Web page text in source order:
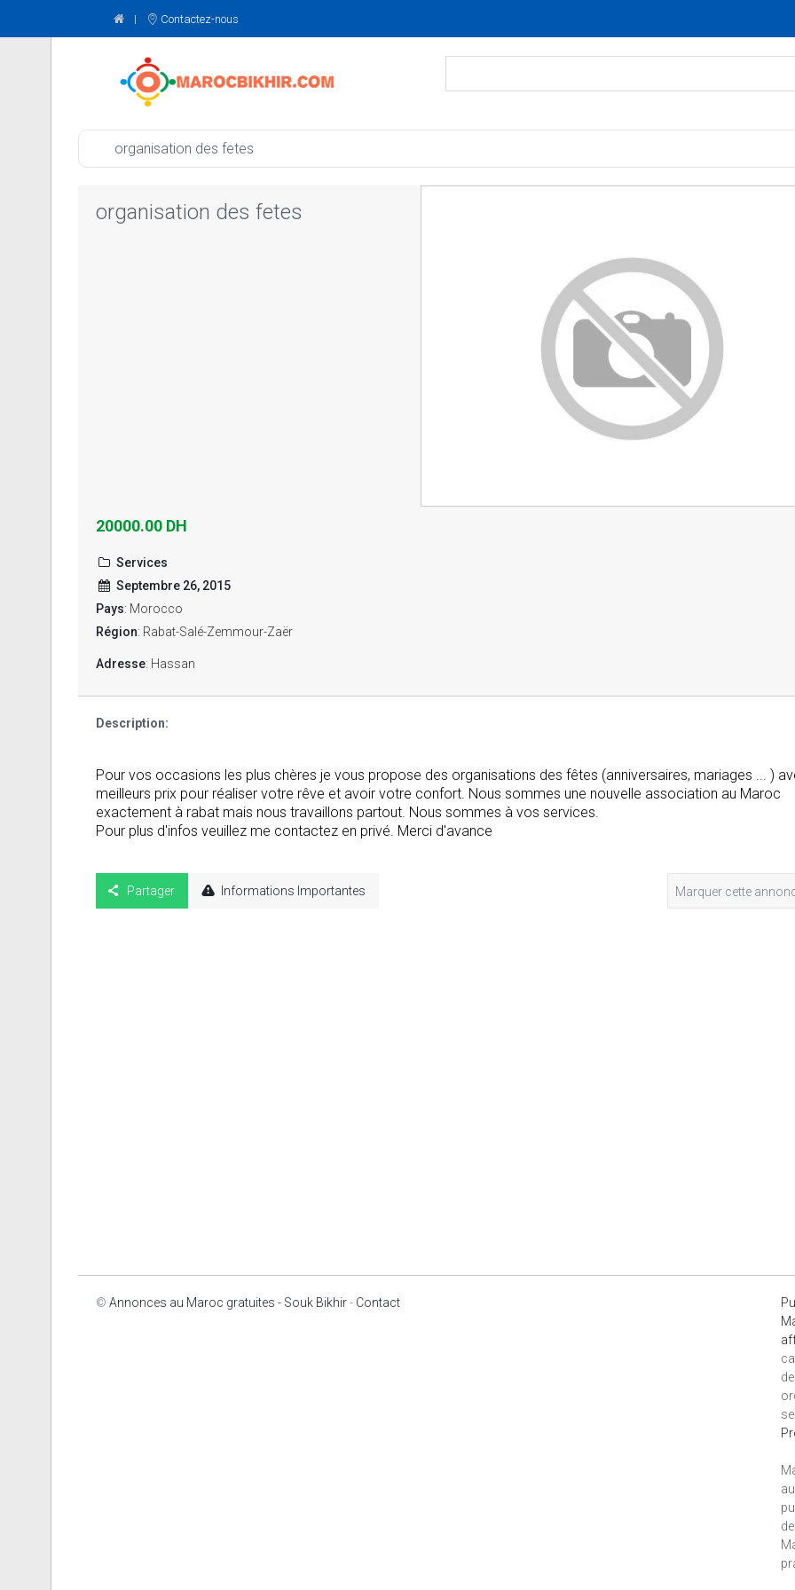
Contactez-nous
organisation des fetes
organisation des fetes
20000.00 DH
Services
Septembre 26, 2015
Pays: Morocco
Région: Rabat-Salé-Zemmour-Zaër
Adresse: Hassan
Description:
Pour vos occasions les plus chères je vous propose des organisations des fêtes (anniversaires, mariages ... )
meilleurs prix pour réaliser votre rêve et avoir votre confort. Nous sommes une nouvelle association au Maroc
exactement à rabat mais nous travaillons partout. Nous sommes à vos services.
Pour plus d'infos veuillez me contactez en privé. Merci d'avance
Partager Informations Importantes
© Annonces au Maroc gratuites - Souk Bikhir- Contact